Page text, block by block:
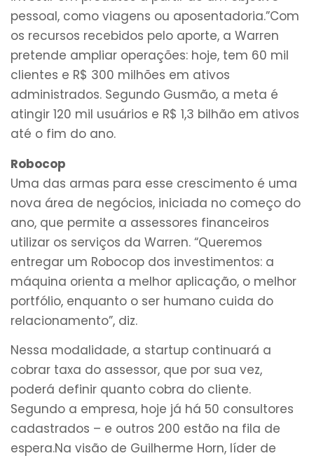
pessoal, como viagens ou aposentadoria.”Com
os recursos recebidos pelo aporte, a Warren
pretende ampliar operações: hoje, tem 60 mil
clientes e R$ 300 milhões em ativos
administrados. Segundo Gusmão, a meta é
atingir 120 mil usuários e R$ 1,3 bilhão em ativos
até o fim do ano.
Robocop
Uma das armas para esse crescimento é uma
nova área de negócios, iniciada no começo do
ano, que permite a assessores financeiros
utilizar os serviços da Warren. “Queremos
entregar um Robocop dos investimentos: a
máquina orienta a melhor aplicação, o melhor
portfólio, enquanto o ser humano cuida do
relacionamento”, diz.
Nessa modalidade, a startup continuará a
cobrar taxa do assessor, que por sua vez,
poderá definir quanto cobra do cliente.
Segundo a empresa, hoje já há 50 consultores
cadastrados – e outros 200 estão na fila de
espera.Na visão de Guilherme Horn, líder de